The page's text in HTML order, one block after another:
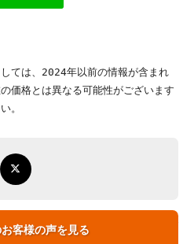
ては、2024年以前の情報が含まれ
価格とは異なる可能性がございます
。
客様の声を見る